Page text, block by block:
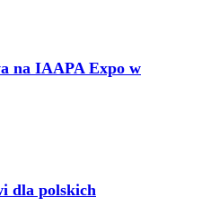
na IAAPA Expo w
dla polskich